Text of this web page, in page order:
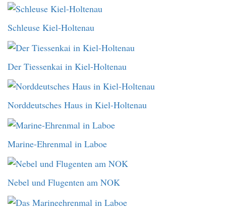
Schleuse Kiel-Holtenau
Der Tiessenkai in Kiel-Holtenau
Norddeutsches Haus in Kiel-Holtenau
Marine-Ehrenmal in Laboe
Nebel und Flugenten am NOK